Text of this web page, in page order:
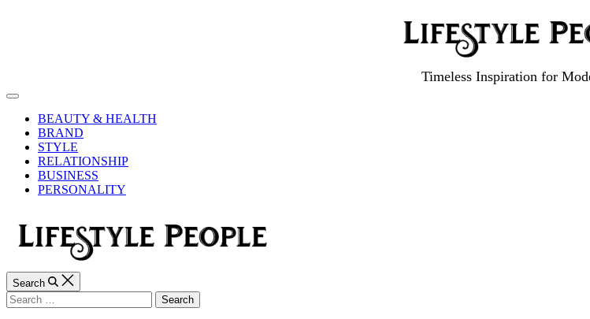
Timeless Inspiration for
Off
CanvasBEAUTY & HEALTH
BRAND
STYLE
RELATIONSHIP
BUSINESS
PERSONALITY
Search
Search
for: